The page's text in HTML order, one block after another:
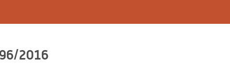
2016